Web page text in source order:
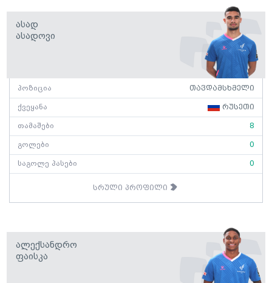
Ასად
Ასადოვი
პოზიცია თავდამსხმელი
ქვეყანა რუსეთი
თამაშები 8
გოლები 0
საგოლე პასები 0
სრული პროფილი
Ალექსანდრო
Ფაისკა